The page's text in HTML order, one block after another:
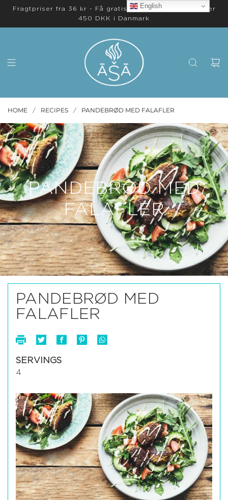
Fragtpriser fra 36 kr - Få gratis levering på ordrer over
450 DKK i Danmark
HOME / RECIPES / PANDEBRØD MED FALAFLER
PANDEBRØD MED
FALAFLER
PANDEBRØD MED
FALAFLER
SERVINGS
4
English